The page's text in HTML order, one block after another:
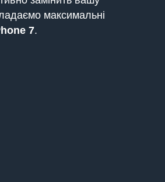
максимальні
7.